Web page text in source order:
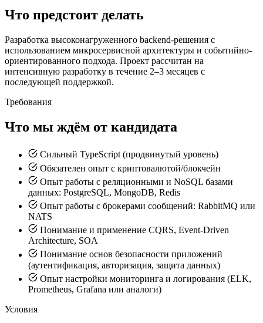
Что предстоит делать
Разработка высоконагруженного backend-решения с
использованием микросервисной архитектуры и событийно-
ориентированного подхода. Проект рассчитан на
интенсивную разработку в течение 2–3 месяцев с
последующей поддержкой.
Требования
Что мы ждём от кандидата
Сильный TypeScript (продвинутый уровень)
Обязателен опыт с криптовалютой/блокчейн
Опыт работы с реляционными и NoSQL базами
данных: PostgreSQL, MongoDB, Redis
Опыт работы с брокерами сообщений: RabbitMQ или
NATS
Понимание и применение CQRS, Event-Driven
Architecture, SOA
Понимание основ безопасности приложений
(аутентификация, авторизация, защита данных)
Опыт настройки мониторинга и логирования (ELK,
Prometheus, Grafana или аналоги)
Условия